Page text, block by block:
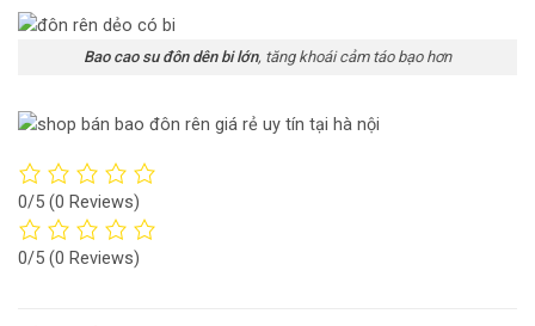
Bao cao su đôn dên bi lớn, tăng khoái cảm táo bạo hơn
0/5 (0 Reviews)
0/5 (0 Reviews)